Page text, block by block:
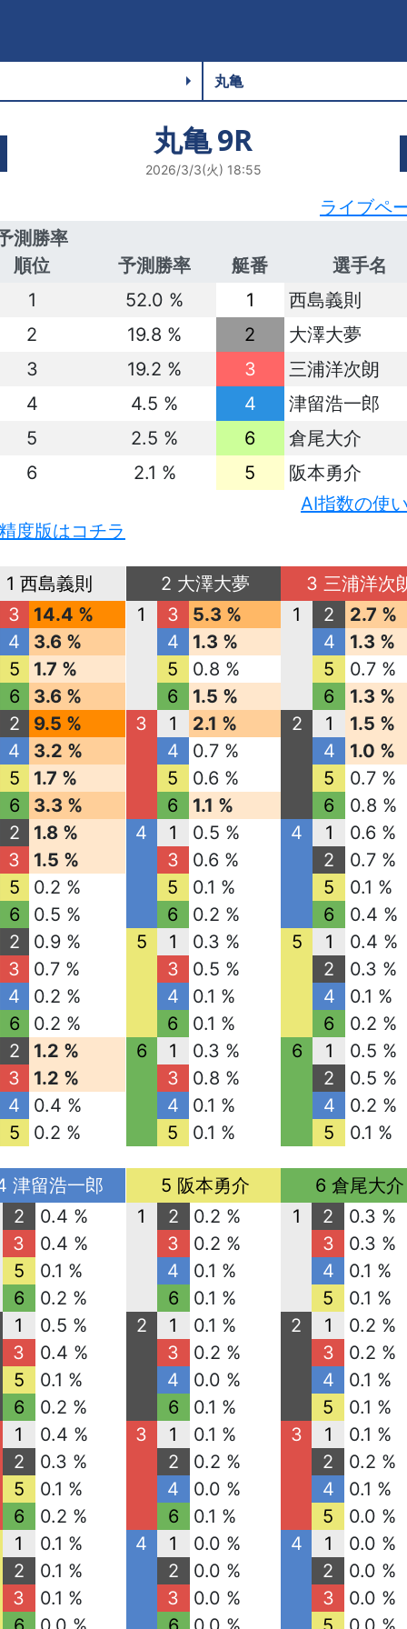
丸亀9R
2026/3/3(火) 18:55
ライブペ
測勝率
順位
予測勝率 艇番
選手名
1
52.0 % 1
西島義則
2
19.8 % 2
大澤大夢
3
19.2 % 3
三浦洋次朗
4
4.5 % 4
津留浩一郎
5
2.5 % 6
倉尾大介
6
2.1 % 5
阪本勇介
AI指数の使
度版はコチラ
1 西島義則
3
14.4 %
4
3.6 %
5
1.7 %
6
3.6 %
2
9.5 %
4
3.2 %
5
1.7 %
6
3.3 %
2
1.8 %
3
1.5 %
5
0.2 %
6
0.5 %
2
0.9 %
3
0.7 %
4
0.2 %
6
0.2 %
2
1.2 %
3
1.2 %
4
0.4 %
5
0.2 %
2 大澤大夢
1
3
5.3 %
4
1.3 %
5
0.8 %
6
1.5 %
3
1
2.1 %
4
0.7 %
5
0.6 %
6
1.1 %
4
1
0.5 %
3
0.6 %
5
0.1 %
6
0.2 %
5
1
0.3 %
3
0.5 %
4
0.1 %
6
0.1 %
6
1
0.3 %
3
0.8 %
4
0.1 %
5
0.1 %
3 三浦洋次
1
2
2.7 %
4
1.3 %
5
0.7 %
6
1.3 %
2
1
1.5 %
4
1.0 %
5
0.7 %
6
0.8 %
4
1
0.6 %
2
0.7 %
5
0.1 %
6
0.4 %
5
1
0.4 %
2
0.3 %
4
0.1 %
6
0.2 %
6
1
0.5 %
2
0.5 %
4
0.2 %
5
0.1 %
津留浩一郎
2
0.4 %
3
0.4 %
5
0.1 %
6
0.2 %
1
0.5 %
3
0.4 %
5
0.1 %
6
0.2 %
1
0.4 %
2
0.3 %
5
0.1 %
6
0.2 %
1
0.1 %
2
0.1 %
3
0.1 %
5 阪本勇介
1
2
0.2 %
3
0.2 %
4
0.1 %
6
0.1 %
2
1
0.1 %
3
0.2 %
4
0.0 %
6
0.1 %
3
1
0.1 %
2
0.2 %
4
0.0 %
6
0.1 %
4
1
0.0 %
2
0.0 %
3
0.0 %
6 倉尾大介
1
2
0.3 %
3
0.3 %
4
0.1 %
5
0.1 %
2
1
0.2 %
3
0.2 %
4
0.1 %
5
0.1 %
3
1
0.1 %
2
0.2 %
4
0.1 %
5
0.0 %
4
1
0.0 %
2
0.0 %
3
0.0 %